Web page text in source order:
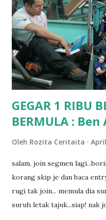
kat salah satu tadika swasta
pun tak tau.. pengsan aku
mungkin sebab abg long
masalah dyslexia.. tapi minor
dyslexia tu.. lepas tu kami
GEGAR 1 RIBU
BERMULA :
Oleh Rozita Ceritaita
salam, join segmen
korang skip je dan baca
rugi tak join... memula dia
suruh letak tajuk...siap! nak